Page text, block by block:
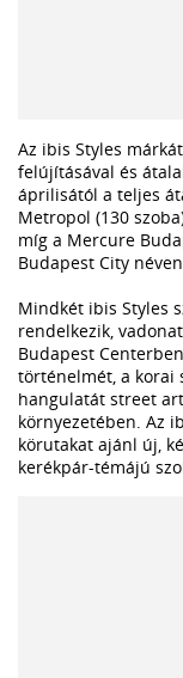
Az ibis Styles
felújításával és
áprilisától a teljes
Metropol (130
míg a Mercure
Budapest City
Mindkét ibis Styles
rendelkezik,
Budapest
történelmét, a korai
hangulatát street
környezetében. Az
körutakat ajánl új,
kerékpár-témájú